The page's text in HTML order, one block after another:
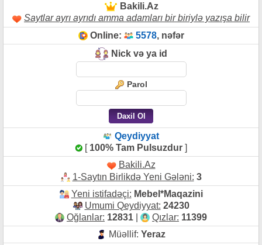
Bakili.Az
Saytlar ayrı ayrıdı amma adamları bir biriylə yazışa bilir
Online:
5578, nəfər
Nick və ya id
Parol
Qeydiyyat
[ 100% Tam Pulsuzdur ]
Bakili.Az
1-Saytın Birlikdə Yeni Gələni: 3
Yeni istifadəçi: Mebel*Maqazini
Umumi Qeydiyyat: 24230
Oğlanlar: 12831 Qızlar: 11399
Müəllif: Yeraz